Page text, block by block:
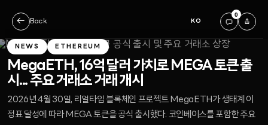
← Back KO
0
NEWS ETHEREUM
MegaETH, 16억 달러 가치로 MEGA 토큰 출
시... 주요 거래소 거래 개시
2026년 4월 30일, 리얼타임 블록체인 프로젝트 MegaETH가 생태계 이
정표 달성에 따라 MEGA 토큰을 공식 출시했다. 코인베이스를 포함한 주요